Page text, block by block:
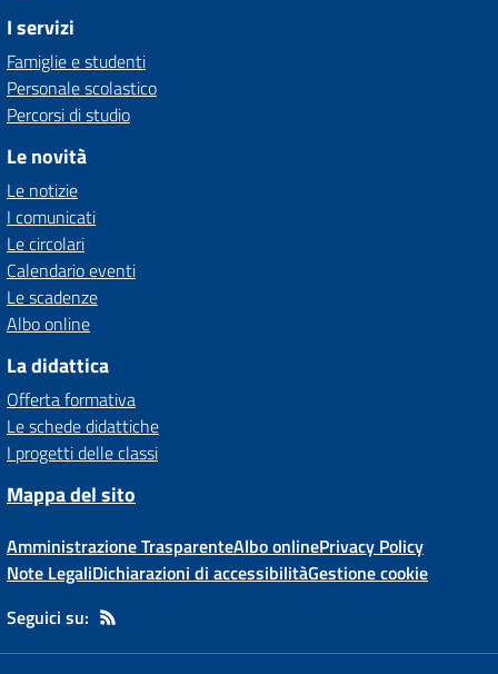
I servizi
Famiglie e studenti
Personale scolastico
Percorsi di studio
Le novità
Le notizie
I comunicati
Le circolari
Calendario eventi
Le scadenze
Albo online
La didattica
Offerta formativa
Le schede didattiche
I progetti delle classi
Mappa del sito
Amministrazione TrasparenteAlbo onlinePrivacy Policy
Note LegaliDichiarazioni di accessibilitàGestione cookie
Seguici su: